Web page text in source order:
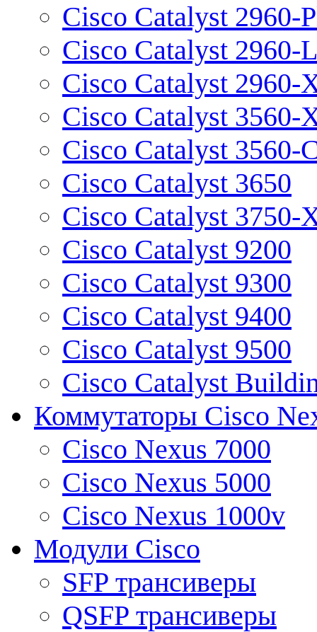
Cisco Catalyst 2960-
Cisco Catalyst 2960-L
Cisco Catalyst 2960-
Cisco Catalyst 3560-
Cisco Catalyst 3560-
Cisco Catalyst 3650
Cisco Catalyst 3750-
Cisco Catalyst 9200
Cisco Catalyst 9300
Cisco Catalyst 9400
Cisco Catalyst 9500
Cisco Catalyst
Коммутаторы Cisco
Cisco Nexus 7000
Cisco Nexus 5000
Cisco Nexus 1000v
Модули Cisco
SFP трансиверы
QSFP трансиверы